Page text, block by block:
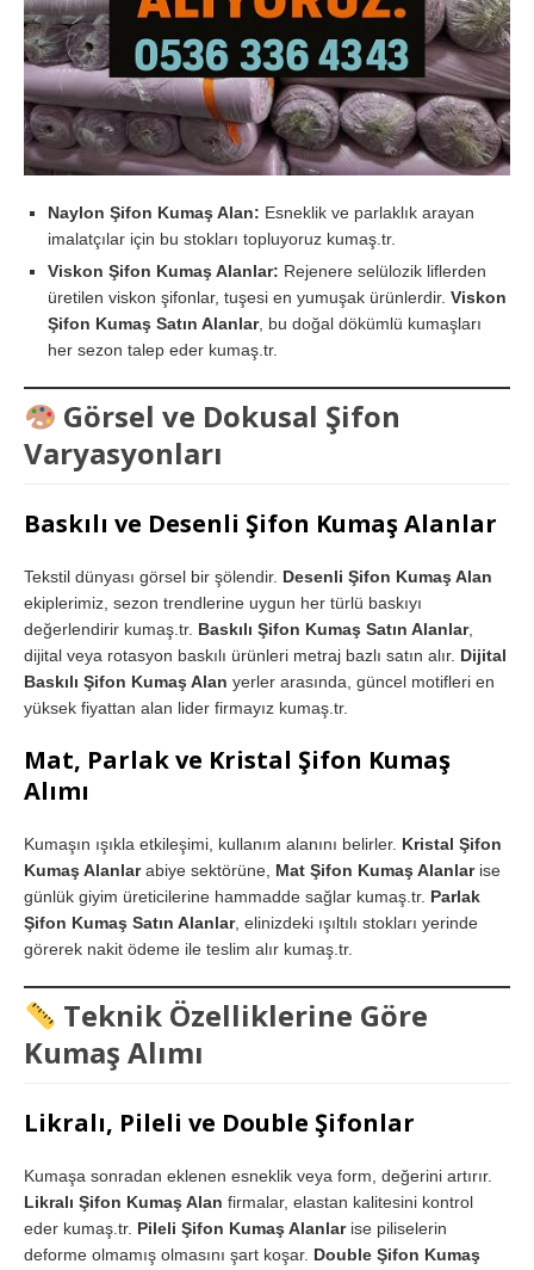
Naylon Şifon Kumaş Alan: Esneklik ve parlaklık arayan
imalatçılar için bu stokları topluyoruz kumaş.tr.
Viskon Şifon Kumaş Alanlar: Rejenere selülozik liflerden
üretilen viskon şifonlar, tuşesi en yumuşak ürünlerdir. Viskon
Şifon Kumaş Satın Alanlar, bu doğal dökümlü kumaşları
her sezon talep eder kumaş.tr.
Görsel ve Dokusal Şifon
Varyasyonları
Baskılı ve Desenli Şifon Kumaş Alanlar
Tekstil dünyası görsel bir şölendir. Desenli Şifon Kumaş Alan
ekiplerimiz, sezon trendlerine uygun her türlü baskıyı
değerlendirir kumaş.tr. Baskılı Şifon Kumaş Satın Alanlar,
dijital veya rotasyon baskılı ürünleri metraj bazlı satın alır. Dijital
Baskılı Şifon Kumaş Alan yerler arasında, güncel motifleri en
yüksek fiyattan alan lider firmayız kumaş.tr.
Mat, Parlak ve Kristal Şifon Kumaş
Alımı
Kumaşın ışıkla etkileşimi, kullanım alanını belirler. Kristal Şifon
Kumaş Alanlarabiye sektörüne, Mat Şifon Kumaş Alanlarise
günlük giyim üreticilerine hammadde sağlar kumaş.tr. Parlak
Şifon Kumaş Satın Alanlar, elinizdeki ışıltılı stokları yerinde
görerek nakit ödeme ile teslim alır kumaş.tr.
Teknik Özelliklerine Göre
Kumaş Alımı
Likralı, Pileli ve Double Şifonlar
Kumaşa sonradan eklenen esneklik veya form, değerini artırır.
Likralı Şifon Kumaş Alan firmalar, elastan kalitesini kontrol
eder kumaş.tr. Pileli Şifon Kumaş Alanlarise piliselerin
deforme olmamış olmasını şart koşar. Double Şifon Kumaş